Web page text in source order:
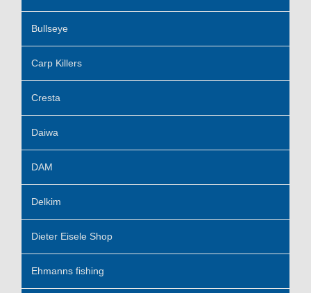
Bullseye
Carp Killers
Cresta
Daiwa
DAM
Delkim
Dieter Eisele Shop
Ehmanns fishing